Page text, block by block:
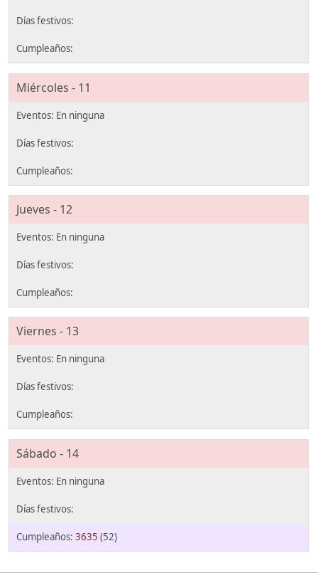
Miércoles - 11
Jueves - 12
Viernes - 13
Sábado - 14
3635 (52)